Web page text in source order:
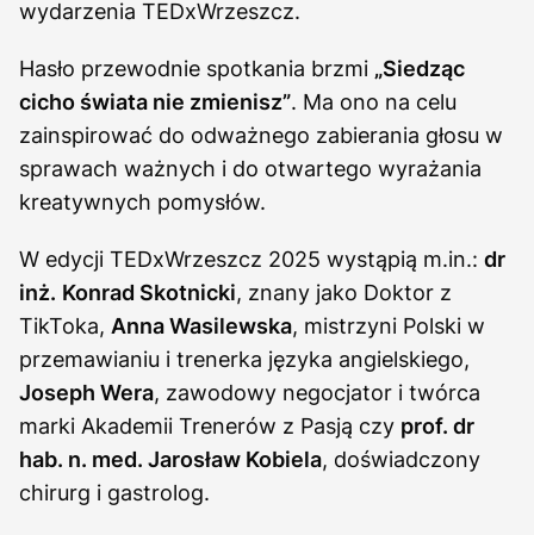
wydarzenia TEDxWrzeszcz.
Hasło przewodnie spotkania brzmi „Siedząc
cicho świata nie zmienisz”. Ma ono na celu
zainspirować do odważnego zabierania głosu w
sprawach ważnych i do otwartego wyrażania
kreatywnych pomysłów.
W edycji TEDxWrzeszcz 2025 wystąpią m.in.: dr
inż. Konrad Skotnicki, znany jako Doktor z
TikToka, Anna Wasilewska, mistrzyni Polski w
przemawianiu i trenerka języka angielskiego,
Joseph Wera, zawodowy negocjator i twórca
marki Akademii Trenerów z Pasją czy prof. dr
hab. n. med. Jarosław Kobiela, doświadczony
chirurg i gastrolog.